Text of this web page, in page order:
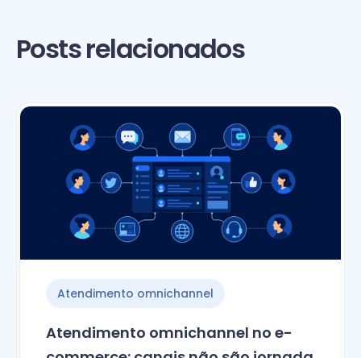
Posts relacionados
Atendimento omnichannel
Atendimento omnichannel no e-